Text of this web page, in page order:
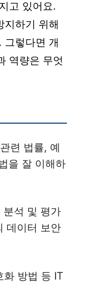
고 있어요.
지하기 위해
그렇다면 개
역량은 무엇
련 법률, 예
을 잘 이해하
분석 및 평가
데이터 보안
화 방법 등 IT